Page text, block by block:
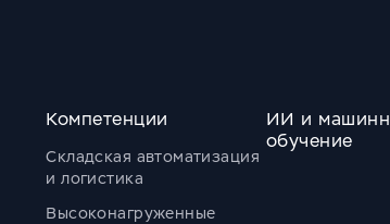
Компетенции
Складская автоматизация
и логистика
Высоконагруженные
ИИ и
обучение